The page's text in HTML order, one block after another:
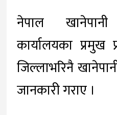
नेपाल
कार्यालयका
जिल्लाभरिनै
जानकारी गराए ।